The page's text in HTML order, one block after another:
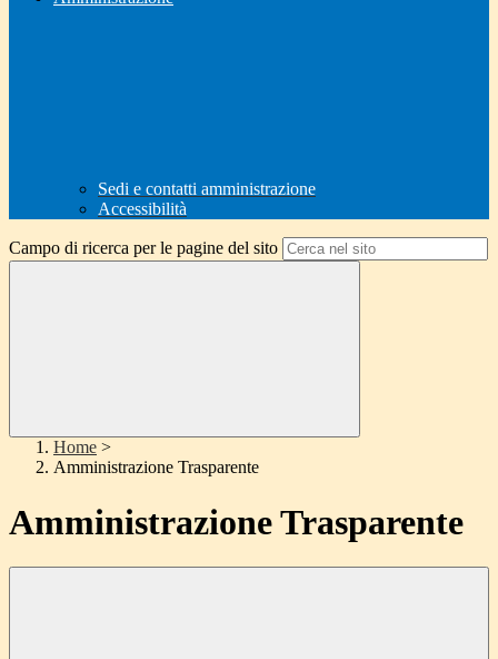
Sedi e contatti amministrazione
Accessibilità
Campo di ricerca per le pagine del sito
Home >
Amministrazione Trasparente
Amministrazione Trasparente